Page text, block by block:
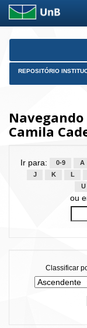
Skip
REPOSITÓRIO
Camila
Ir para: 0-9 A
J
K L
U
ou
Classificar